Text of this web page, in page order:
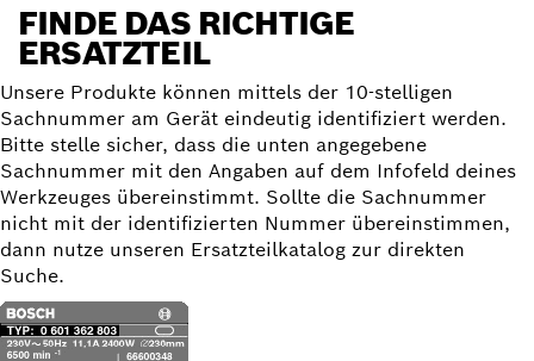
FINDE DAS RICHTIGE
ERSATZTEIL
Unsere Produkte können mittels der 10-stelligen
Sachnummer am Gerät eindeutig identifiziert werden.
Bitte stelle sicher, dass die unten angegebene
Sachnummer mit den Angaben auf dem Infofeld deines
Werkzeuges übereinstimmt. Sollte die Sachnummer
nicht mit der identifizierten Nummer übereinstimmen,
dann nutze unseren Ersatzteilkatalog zur direkten
Suche.